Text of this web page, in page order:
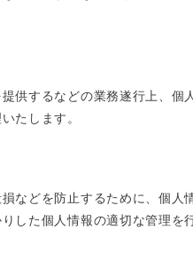
供するなどの業務遂行上、
たします。
などを防止するために、個
した個人情報の適切な管理を